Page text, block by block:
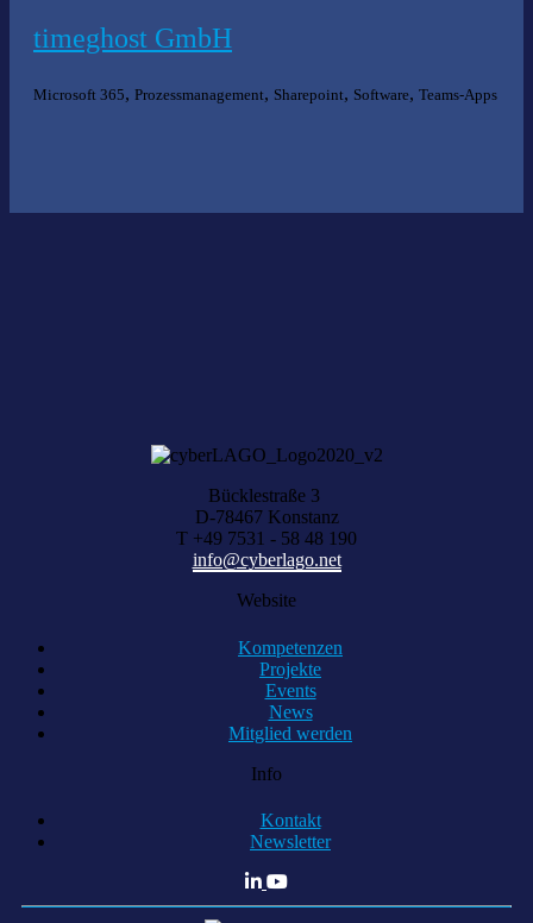
timeghost GmbH
Microsoft 365, Prozessmanagement, Sharepoint, Software, Teams-Apps
Bücklestraße 3
D-78467 Konstanz
T +49 7531 - 58 48 190
info@cyberlago.net
Website
Kompetenzen
Projekte
Events
News
Mitglied werden
Info
Kontakt
Newsletter